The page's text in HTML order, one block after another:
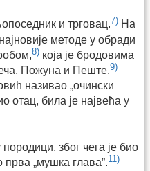
и трговац.7) На
методе у обради
8) која је бродовима
Пожуна и Пеште.9)
називао „очински
отац, била је највећа у
породици, због чега је био
прва „мушка глава”.11)